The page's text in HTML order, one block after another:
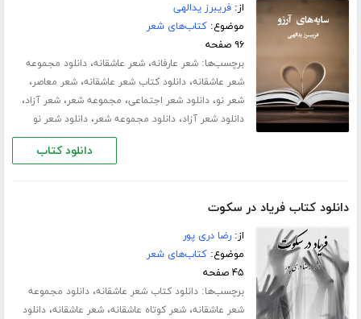
از:فریبرز یدالهی
موضوع:کتاب‌های شعر
۹۶ صفحه
برچسب‌ها:شعر عارفانه،شعر عاشقانه،دانلود مجموعه
شعر عاشقانه،دانلود کتاب شعر عاشقانه،شعر معاصر،
شعر نو،دانلود شعر اجتماعی، مجموعه شعر،شعر آزاد،
دانلود شعر آزاد،دانلود مجموعه شعر،دانلود شعر نو
دانلود کتاب
دانلود کتاب فریاد در سکوت
از:رضا دری پور
موضوع:کتاب‌های شعر
۴۵ صفحه
برچسب‌ها:دانلود کتاب شعر عاشقانه،دانلود مجموعه
شعر عاشقانه،شعر کوتاه عاشقانه،شعر عاشقانه،دانلود